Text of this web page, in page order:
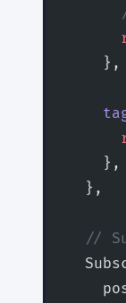
    },
    },
  },
//